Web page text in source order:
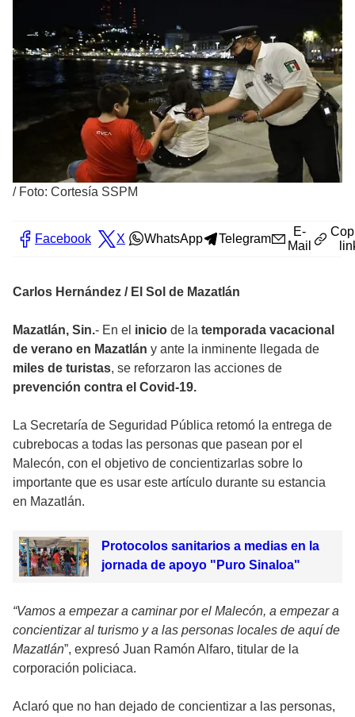
/ Foto: Cortesía SSPM
Facebook X WhatsApp Telegram
E-
Mail
Carlos Hernández / El Sol de Mazatlán
Mazatlán, Sin.- En el inicio de la temporada vacacional
de verano en Mazatlán y ante la inminente llegada de
miles de turistas, se reforzaron las acciones de
prevención contra el Covid-19.
La Secretaría de Seguridad Pública retomó la entrega de
cubrebocas a todas las personas que pasean por el
Malecón, con el objetivo de concientizarlas sobre lo
importante que es usar este artículo durante su estancia
en Mazatlán.
Protocolos sanitarios a medias en la
jornada de apoyo "Puro Sinaloa"
“Vamos a empezar a caminar por el Malecón, a empezar a
concientizar al turismo y a las personas locales de aquí de
Mazatlán”, expresó Juan Ramón Alfaro, titular de la
corporación policiaca.
Aclaró que no han dejado de concientizar a las personas,